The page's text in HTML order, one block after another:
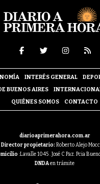
INTERÉS GENERAL
BUENOS AIRES
QUIÉNES SOMOS
CONTACTO
diarioaprimerahora.com.ar
Director propietario: Roberto Alejo
:Lavalle 1045 . José C Paz. Pcia
DNDAen trámite